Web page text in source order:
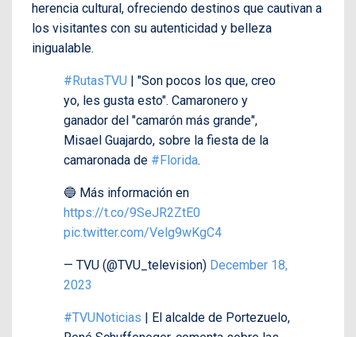
herencia cultural, ofreciendo destinos que cautivan a
los visitantes con su autenticidad y belleza
inigualable.
#RutasTVU | "Son pocos los que, creo
yo, les gusta esto". Camaronero y
ganador del "camarón más grande",
Misael Guajardo, sobre la fiesta de la
camaronada de #Florida.
🔵 Más información en
https://t.co/9SeJR2ZtE0
pic.twitter.com/Velg9wKgC4
— TVU (@TVU_television) December 18,
2023
#TVUNoticias | El alcalde de Portezuelo,